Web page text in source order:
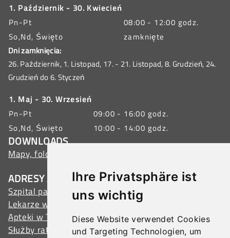
Ihre Privatsphäre ist
uns wichtig
Diese Website verwendet Cookies
und Targeting Technologien, um
1. Październik - 30. Kwiecień
Pn-Pt
08:00 - 12:00 godz.
So,Nd, Święto
zamknięte
Dni zamknięcia:
26. Październik, 1. Listopad, 17. - 21. Listopad, 8. Grudzień, 24.
Grudzień do 6. Styczeń
1. Maj - 30. Wrzesień
Pn-Pt
09:00 - 16:00 godz.
So,Nd, Święto
10:00 - 14:00 godz.
DOWNLOADS
Mapy, foldery, broszury, oferty grupowe
ADRESY ALARMOWE
Szpital państwowy w Tulln
Lekarze w Tulln
Apteki w Tulln
Służby ratunkowe